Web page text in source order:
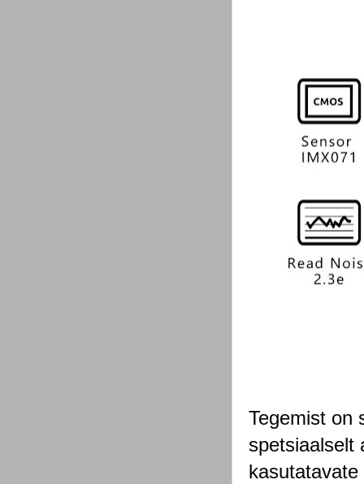
Tegemist on
spetsiaalselt